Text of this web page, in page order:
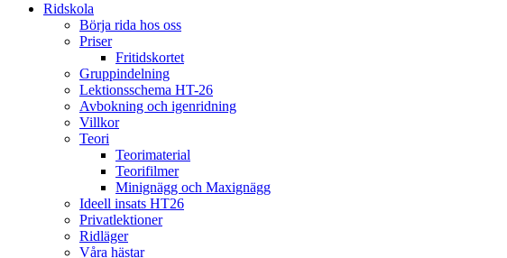
Ridskola
Börja rida hos oss
Priser
Fritidskortet
Gruppindelning
Lektionsschema HT-26
Avbokning och igenridning
Villkor
Teori
Teorimaterial
Teorifilmer
Minignägg och Maxignägg
Ideell insats HT26
Privatlektioner
Ridläger
Våra hästar